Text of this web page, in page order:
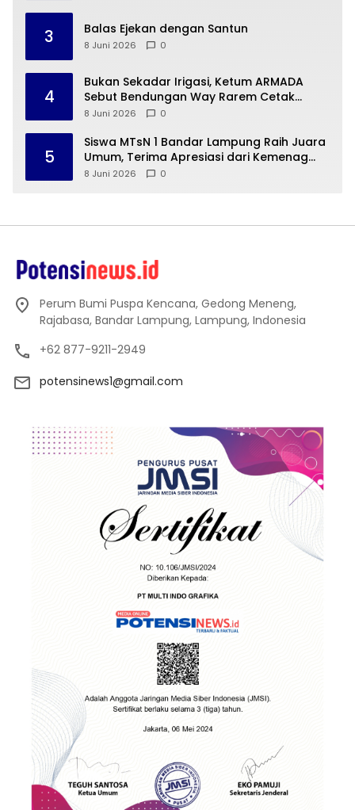
3 Balas Ejekan dengan Santun
8 Juni 2026 0
4
Bukan Sekadar Irigasi, Ketum ARMADA
Sebut Bendungan Way Rarem Cetak
Sejarah Peradaban Lampung
8 Juni 2026 0
5
Siswa MTsN 1 Bandar Lampung Raih Juara
Umum, Terima Apresiasi dari Kemenag
Kota Bandar Lampung
8 Juni 2026 0
Perum Bumi Puspa Kencana, Gedong Meneng,
Rajabasa, Bandar Lampung, Lampung, Indonesia
+62 877-9211-2949
potensinews1@gmail.com